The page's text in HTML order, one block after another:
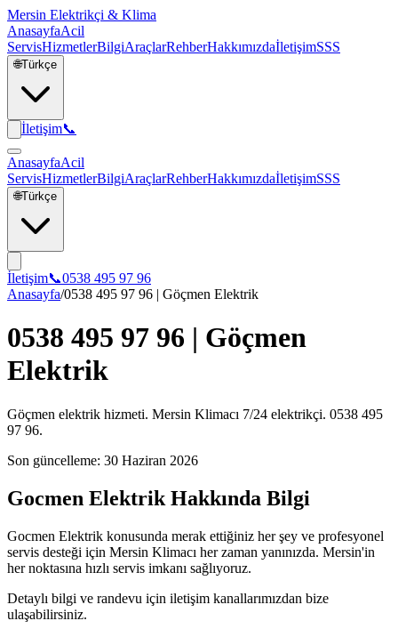
Mersin Elektrikçi & Klima
AnasayfaAcil
ServisHizmetlerBilgiAraçlarRehberHakkımızdaİletişimSSS
🌐Türkçe
İletişim📞
AnasayfaAcil
ServisHizmetlerBilgiAraçlarRehberHakkımızdaİletişimSSS
🌐Türkçe
İletişim📞0538 495 97 96
Anasayfa/0538 495 97 96 | Göçmen Elektrik
0538 495 97 96 | Göçmen
Elektrik
Göçmen elektrik hizmeti. Mersin Klimacı 7/24 elektrikçi. 0538 495
97 96.
Son güncelleme: 30 Haziran 2026
Gocmen Elektrik Hakkında Bilgi
Gocmen Elektrik konusunda merak ettiğiniz her şey ve profesyonel
servis desteği için Mersin Klimacı her zaman yanınızda. Mersin'in
her noktasına hızlı servis imkanı sağlıyoruz.
Detaylı bilgi ve randevu için iletişim kanallarımızdan bize
ulaşabilirsiniz.